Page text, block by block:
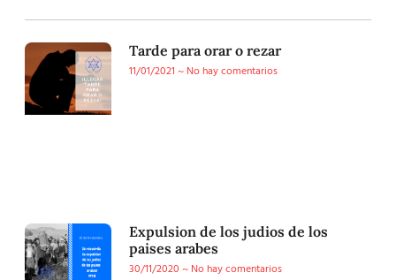
Tarde para orar o rezar
11/01/2021
No hay comentarios
Expulsion de los judios de los
paises arabes
30/11/2020
No hay comentarios